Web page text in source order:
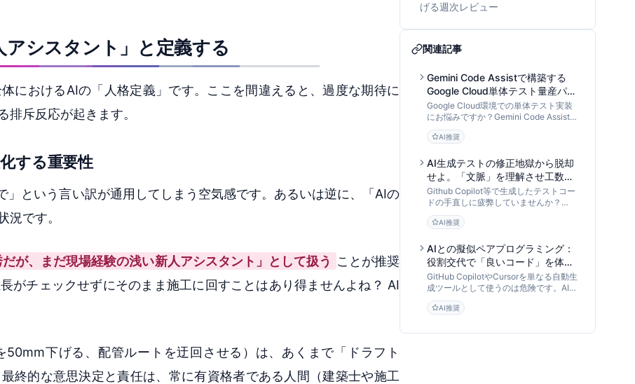
シスタント」と定義する
におけるAIの「人格定義」です。ここを間違えると、過度な期待に
斥反応が起きます。
する重要性
という言い訳が通用してしまう空気感です。あるいは逆に、「AIの
況です。
が、まだ現場経験の浅い新人アシスタント」として扱う
ことが推奨
がチェックせずにそのまま施工に回すことはあり得ませんよね？ AI
下げる、配管ルートを迂回させる）は、あくまで「ドラフト
終的な意思決定と責任は、常に有資格者である人間（建築士や施工
げる週次レビュー
関連記事
Gemini Code Assistで構築する
Google Cloud単体テスト量産パイ
プライン：AI入力設計からモック
戦略まで
Google Cloud環境での単体テスト実装
にお悩みですか？Gemini Code Assistを
「データ処理パイプライン」として活用
し、Cloud Functions等のテストコード
DevOps専門家が解説します。
AI推奨
AI生成テストの修正地獄から脱却
せよ。「文脈」を理解させ工数を
8割削減するCody活用メソッド
Github Copilot等で生成したテストコー
ドの手直しに疲弊していませんか？
Sourcegraph Codyのリポジトリ全体理
解（コンテキスト認識）を活用し、依存
テスト」を生成する具体的かつ実践的な
手法を解説します。
AI推奨
AIとの擬似ペアプログラミング：
役割交代で「良いコード」を体得
する育成型開発フローの全貌
GitHub CopilotやCursorを単なる自動生
成ツールとして使うのは危険です。AI倫
理研究者が、AIを「擬似メンター」とし
て活用し、エンジニアの思考力とコード
の実践手法と組織導入フローを提言しま
AI推奨